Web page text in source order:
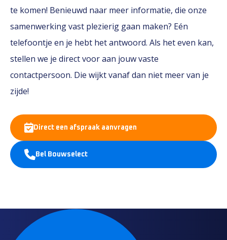
te komen! Benieuwd naar meer informatie, die onze
samenwerking vast plezierig gaan maken? Eén
telefoontje en je hebt het antwoord. Als het even kan,
stellen we je direct voor aan jouw vaste
contactpersoon. Die wijkt vanaf dan niet meer van je
zijde!
Direct een afspraak aanvragen
Bel Bouwselect